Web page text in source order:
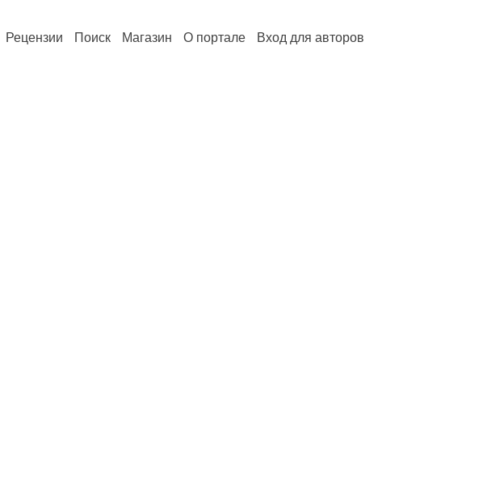
Рецензии Поиск Магазин О портале Вход для авторов